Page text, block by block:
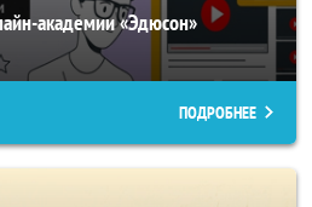
академии «Эдюсон»
ПОДРОБНЕЕ